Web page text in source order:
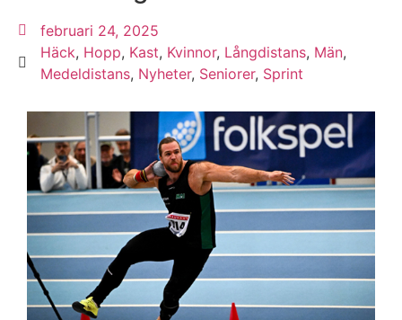
februari 24, 2025
Häck, Hopp, Kast, Kvinnor, Långdistans, Män,
Medeldistans, Nyheter, Seniorer, Sprint